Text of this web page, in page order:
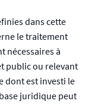
dans cette
le traitement
nécessaires à
public ou relevant
dont est investi le
juridique peut